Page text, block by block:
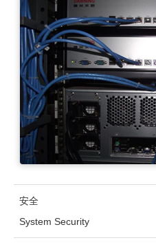
安全
System Security